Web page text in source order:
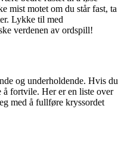
mist motet om du står fast, ta
Lykke til med
verdenen av ordspill!
og underholdende. Hvis du
å fortvile. Her er en liste over
med å fullføre kryssordet